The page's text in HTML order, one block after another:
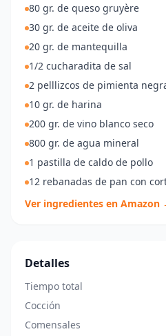
80 gr. de queso gruyère
30 gr. de aceite de oliva
20 gr. de mantequilla
1/2 cucharadita de sal
2 pelllizcos de pimienta
10 gr. de harina
200 gr. de vino blanco seco
800 gr. de agua mineral
1 pastilla de caldo de pollo
12 rebanadas de pan con
Ver ingredientes en Amazon
Detalles
Tiempo total
Cocción
Comensales